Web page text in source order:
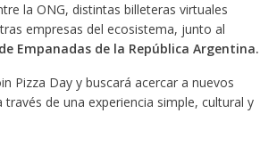
la ONG, distintas billeteras virtuales
empresas del ecosistema, junto al
Empanadas de la República Argentina.
Pizza Day y buscará acercar a nuevos
de una experiencia simple, cultural y